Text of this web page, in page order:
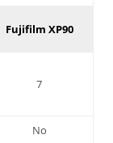
Fujifilm XP90
7
No